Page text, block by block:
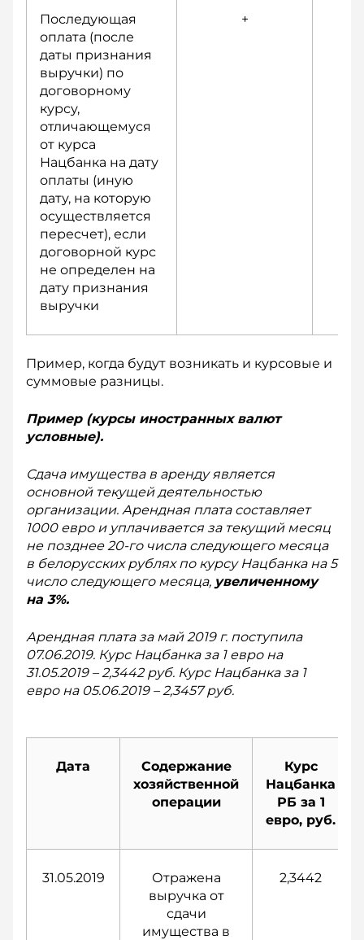
Последующая
оплата (после
даты признания
выручки) по
договорному
курсу,
отличающемуся
от курса
Нацбанка на дату
оплаты (иную
дату, на которую
осуществляется
пересчет), если
договорной курс
не определен на
дату признания
выручки
+
Пример, когда будут возникать и курсовые и
суммовые разницы.
Пример (курсы иностранных валют
условные).
Сдача имущества в аренду является
основной текущей деятельностью
организации. Арендная плата составляет
1000 евро и уплачивается за текущий месяц
не позднее 20-го числа следующего месяца
в белорусских рублях по курсу Нацбанка на 5
число следующего месяца, увеличенному
на 3%.
Арендная плата за май 2019 г. поступила
07.06.2019. Курс Нацбанка за 1 евро на
31.05.2019 – 2,3442 руб. Курс Нацбанка за 1
евро на 05.06.2019 – 2,3457 руб.
Дата
Содержание
хозяйственной
операции
Курс
Нацбанка
РБ за 1
евро, руб.
31.05.2019
Отражена
выручка от
сдачи
имущества в
2,3442